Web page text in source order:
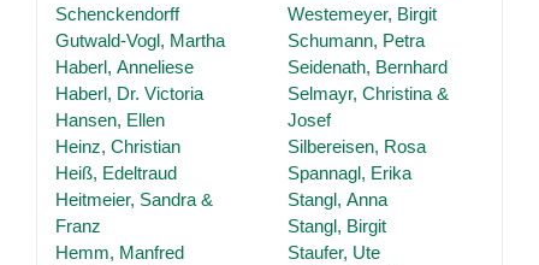
Schenckendorff
Gutwald-Vogl, Martha
Haberl, Anneliese
Haberl, Dr. Victoria
Hansen, Ellen
Heinz, Christian
Heiß, Edeltraud
Heitmeier, Sandra &
Franz
Hemm, Manfred
Westemeyer, Birgit
Schumann, Petra
Seidenath, Bernhard
Selmayr, Christina &
Josef
Silbereisen, Rosa
Spannagl, Erika
Stangl, Anna
Stangl, Birgit
Staufer, Ute